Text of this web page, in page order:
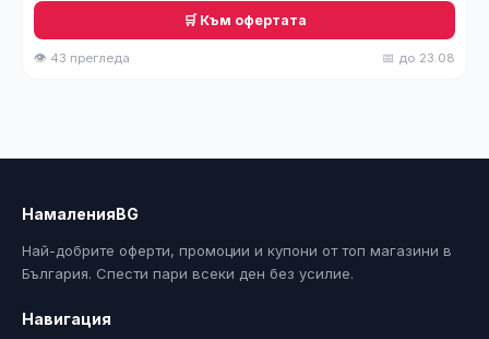
🛒 Към офертата
👁 43 прегледа 📅 до 23.08
НамаленияBG
Най-добрите оферти, промоции и купони от топ магазини в
България. Спести пари всеки ден без усилие.
Навигация